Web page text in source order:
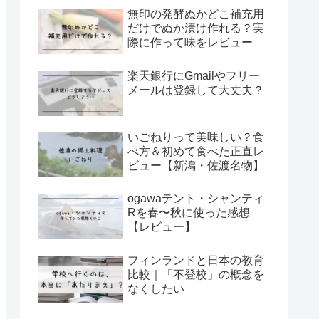
無印の発酵ぬかどこ補充用
だけでぬか漬け作れる？実
際に作って味をレビュー
楽天銀行にGmailやフリー
メールは登録して大丈夫？
いごねりって美味しい？食
べ方＆初めて食べた正直レ
ビュー【新潟・佐渡名物】
ogawaテント・シャンティ
Rを春〜秋に使った感想
【レビュー】
フィンランドと日本の教育
比較｜「不登校」の概念を
なくしたい